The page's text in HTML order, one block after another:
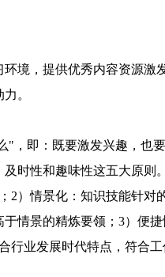
境，提供优秀内容资源激
。
，即：既要激发兴趣，也
时性和趣味性这五大原则
2）情景化：知识技能针对
情景的精炼要领；3）便
业发展时代特点，符合工